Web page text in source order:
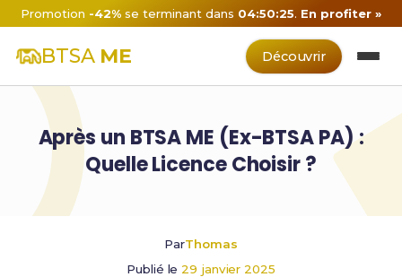
Promotion -42% se terminant dans 04:50:25. En profiter »
BTSA ME Découvrir
Après un BTSA ME (Ex-BTSA PA) :
Quelle Licence Choisir ?
ParThomas
Publié le 29 janvier 2025